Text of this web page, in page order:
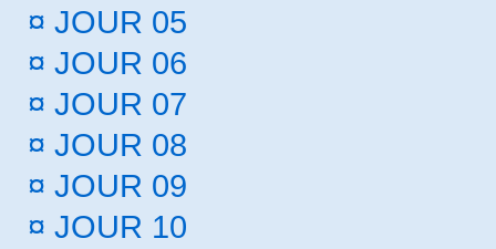
¤ JOUR 05
¤ JOUR 06
¤ JOUR 07
¤ JOUR 08
¤ JOUR 09
¤ JOUR 10